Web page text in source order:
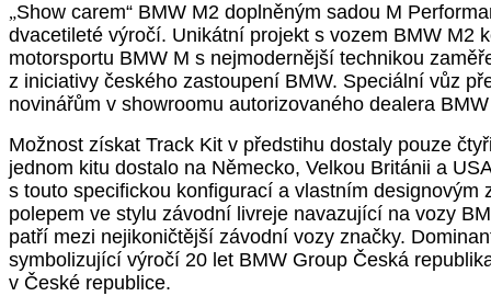
„Show carem“ BMW M2 doplněným sadou M
dvacetileté výročí. Unikátní projekt s vozem BMW M2
motorsportu BMW M s nejmodernější technikou
z iniciativy českého zastoupení BMW. Speciální vůz
novinářům v showroomu autorizovaného dealera
Možnost získat Track Kit v předstihu dostaly pouze
jednom kitu dostalo na Německo, Velkou Británii a
s touto specifickou konfigurací a vlastním
polepem ve stylu závodní livreje navazující na vozy
patří mezi nejikoničtější závodní vozy značky.
symbolizující výročí 20 let BMW Group Česká
v České republice.